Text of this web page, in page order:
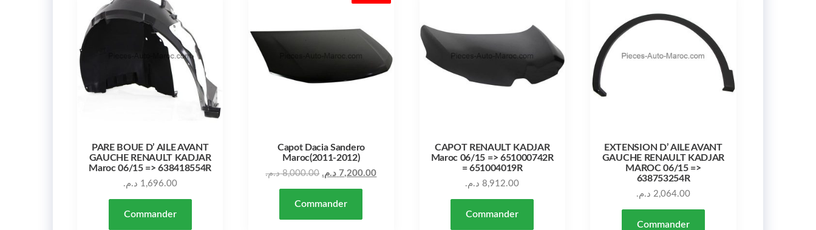
PARE BOUE D’ AILE AVANT
GAUCHE RENAULT KADJAR
Maroc 06/15 => 638418554R
1,696.00 د.م.
Commander
Capot Dacia Sandero
Maroc(2011-2012)
8,000.00 د.م. 7,200.00 د.م. Le prix actuel est : 7,200.00 د.م..
Commander
CAPOT RENAULT KADJAR
Maroc 06/15 => 651000742R
= 651004019R
8,912.00 د.م.
Commander
EXTENSION D’ AILE AVANT
GAUCHE RENAULT KADJAR
MAROC 06/15 =>
638753254R
2,064.00 د.م.
Commander